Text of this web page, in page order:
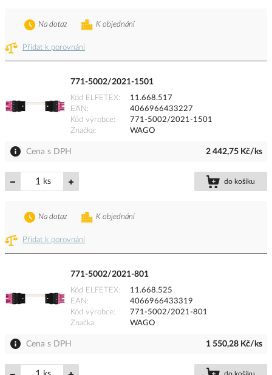
Přidat k porovnání
K objednání
Na dotaz
771-5002/2021-1501
Kód ELFETEX
11.668.517
EAN
4066966433227
Kód výrobce
771-5002/2021-1501
Značka
WAGO
Cena s DPH 2 442,75 Kč/ks
ks do košíku
Přidat k porovnání
K objednání
Na dotaz
771-5002/2021-801
Kód ELFETEX
11.668.525
EAN
4066966433319
Kód výrobce
771-5002/2021-801
Značka
WAGO
Cena s DPH 1 550,28 Kč/ks